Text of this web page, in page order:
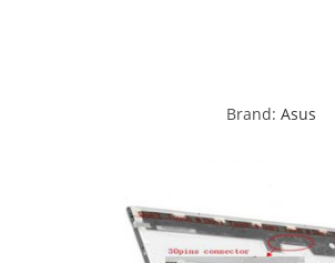
Brand: Asus